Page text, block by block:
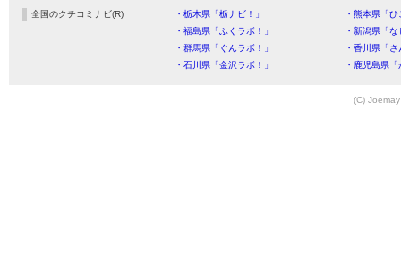
全国のクチコミナビ(R) ・栃木県「栃ナビ！」
・熊本県「
・福島県「ふくラボ！」
・新潟県「
・群馬県「ぐんラボ！」
・香川県「
・石川県「金沢ラボ！」
・鹿児島県
(C)